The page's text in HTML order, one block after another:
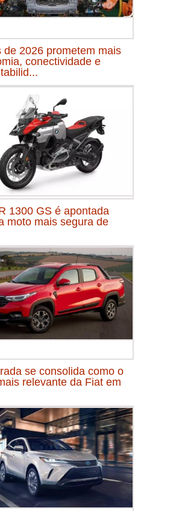
de 2026 prometem mais
conectividade e
1300 GS é apontada
moto mais segura de
se consolida como o
relevante da Fiat em